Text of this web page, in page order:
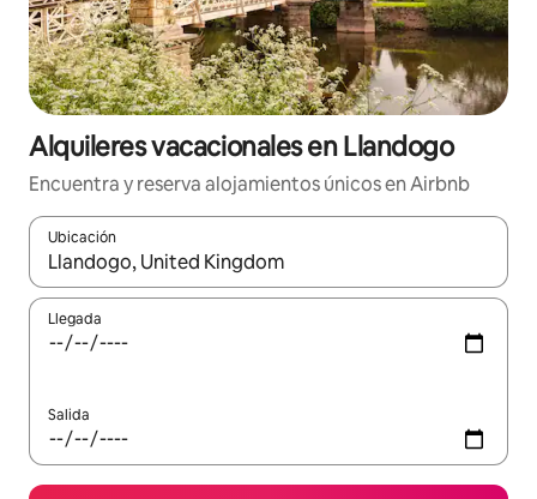
Alquileres vacacionales en Llandogo
Encuentra y reserva alojamientos únicos en Airbnb
Ubicación
Cuando los resultados estén disponibles, navega con las
Llegada
Salida